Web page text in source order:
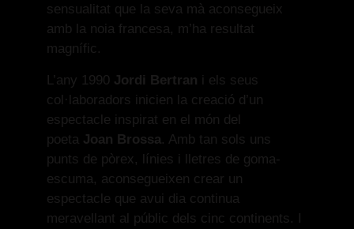
sensualitat que la seva mà aconsegueix
amb la noia francesa, m’ha resultat
magnífic.
L’any 1990 Jordi Bertran i els seus
col·laboradors inicien la creació d’un
espectacle inspirat en el món del
poeta Joan Brossa. Amb tan sols uns
punts de pòrex, línies i lletres de goma-
escuma, aconsegueixen crear un
espectacle que avui dia continua
meravellant al públic dels cinc continents. I